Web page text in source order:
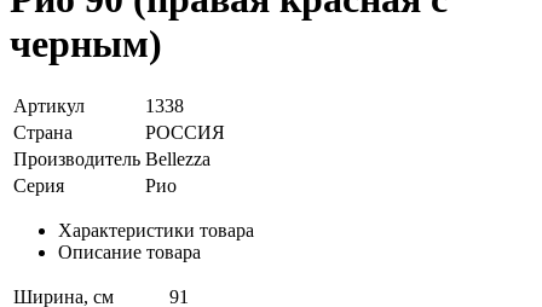
черным)
Артикул
1338
Страна
РОССИЯ
Производитель Bellezza
Серия
Рио
Характеристики товара
Описание товара
Ширина, см
91